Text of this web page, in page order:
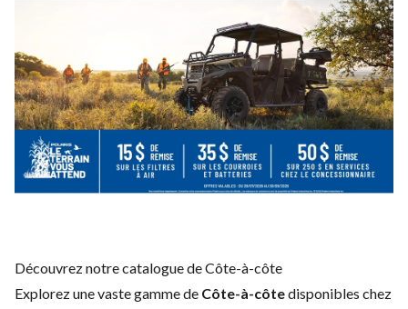
Découvrez notre catalogue de Côte-à-côte
Explorez une vaste gamme de Côte-à-côtedisponibles chez